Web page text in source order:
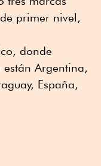
primer nivel,
donde
Argentina,
España,